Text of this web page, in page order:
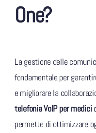
One?
La gestione delle
fondamentale per
e migliorare la
telefonia VoIP per medici
permette di ottimizzare